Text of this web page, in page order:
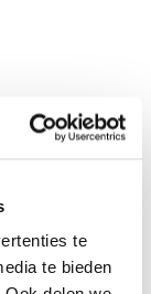
te
te bieden